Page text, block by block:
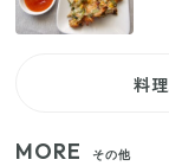
料
MORE その他